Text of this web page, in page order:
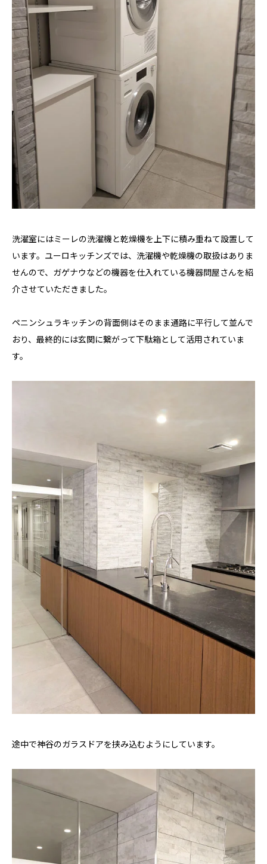
洗濯室にはミーレの洗濯機と乾燥機を上下に積み重ねて設置して
います。ユーロキッチンズでは、洗濯機や乾燥機の取扱はありま
せんので、ガゲナウなどの機器を仕入れている機器問屋さんを紹
介させていただきました。
ペニンシュラキッチンの背面側はそのまま通路に平行して並んで
おり、最終的には玄関に繋がって下駄箱として活用されていま
す。
途中で神谷のガラスドアを挟み込むようにしています。